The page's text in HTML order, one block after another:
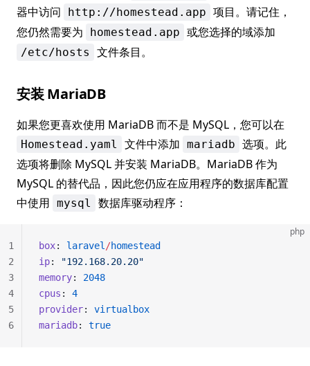
器中访问
http://homestead.app 项目。请记住，
您仍然需要为
homestead.app 或您选择的域添加
/etc/hosts 文件条目。
安装 MariaDB
如果您更喜欢使用 MariaDB 而不是 MySQL，您可以在
Homestead.yaml 文件中添加 mariadb 选项。此
选项将删除 MySQL 并安装 MariaDB。MariaDB 作为
MySQL 的替代品，因此您仍应在应用程序的数据库配置
中使用 mysql 数据库驱动程序：
php
box: laravel /homestead
ip:
"192.168.20.20"
memory: 2048
cpus : 4
provider: virtualbox
mariadb: true
1
2
3
4
5
6